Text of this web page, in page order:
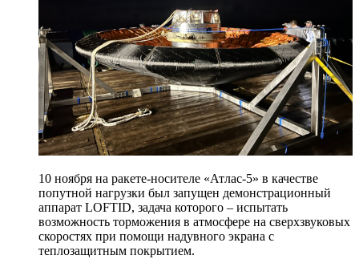
10 ноября на ракете-носителе «Атлас-5» в качестве
попутной нагрузки был запущен демонстрационный
аппарат LOFTID, задача которого – испытать
возможность торможения в атмосфере на сверхзвуковых
скоростях при помощи надувного экрана с
теплозащитным покрытием.